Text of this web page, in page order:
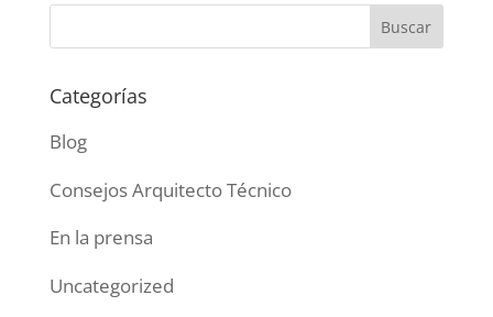
Categorías
Blog
Consejos Arquitecto Técnico
En la prensa
Uncategorized